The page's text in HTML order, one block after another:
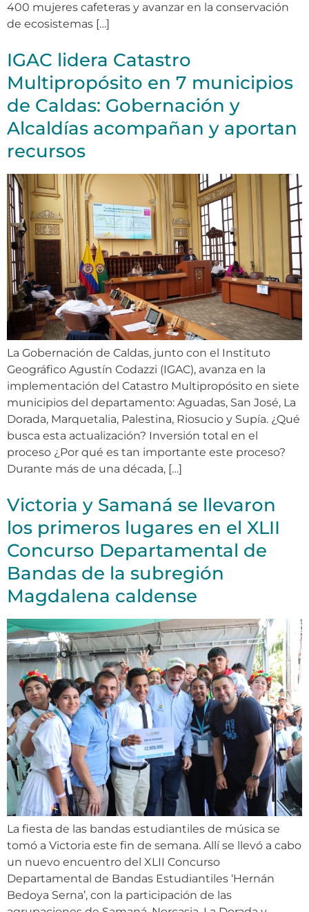
400 mujeres cafeteras y avanzar en la conservación
de ecosistemas […]
IGAC lidera Catastro
Multipropósito en 7 municipios
de Caldas: Gobernación y
Alcaldías acompañan y aportan
recursos
La Gobernación de Caldas, junto con el Instituto
Geográfico Agustín Codazzi (IGAC), avanza en la
implementación del Catastro Multipropósito en siete
municipios del departamento: Aguadas, San José, La
Dorada, Marquetalia, Palestina, Riosucio y Supía. ¿Qué
busca esta actualización? Inversión total en el
proceso ¿Por qué es tan importante este proceso?
Durante más de una década, […]
Victoria y Samaná se llevaron
los primeros lugares en el XLII
Concurso Departamental de
Bandas de la subregión
Magdalena caldense
La fiesta de las bandas estudiantiles de música se
tomó a Victoria este fin de semana. Allí se llevó a cabo
un nuevo encuentro del XLII Concurso
Departamental de Bandas Estudiantiles ‘Hernán
Bedoya Serna’, con la participación de las